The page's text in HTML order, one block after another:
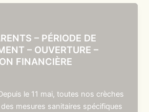
– PÉRIODE DE
– OUVERTURE –
FINANCIÈRE
le 11 mai, toutes nos crèches
mesures sanitaires spécifiques